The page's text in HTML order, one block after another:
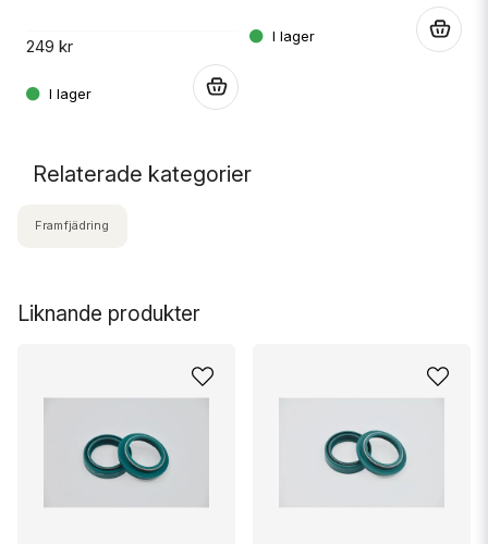
249 kr
Liknande produkter
Relaterade kategorier
Framfjädring